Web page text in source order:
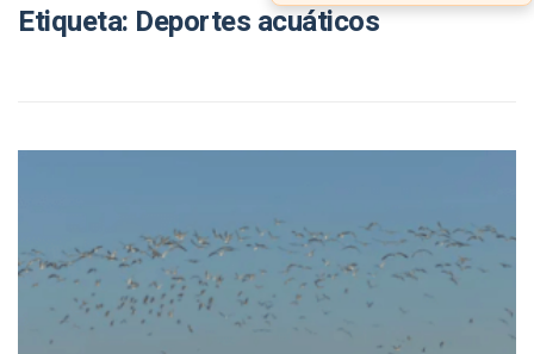
Etiqueta: Deportes acuáticos